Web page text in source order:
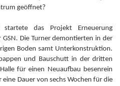
geöffnet?
das Projekt Erneuerung
Die Turner demontierten in der
Boden samt Unterkonstruktion.
und Bauschutt in der dritten
für einen Neuaufbau besenrein
Dauer von sechs Wochen für die